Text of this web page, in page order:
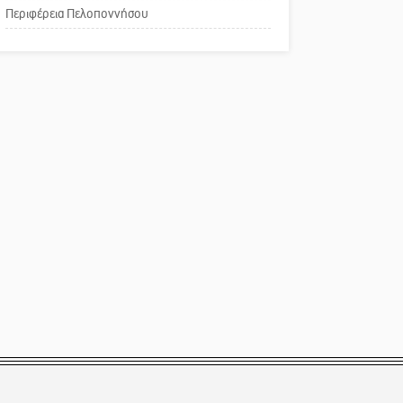
Παράδειγμα κοινωνικής
Περιφέρεια Πελοποννήσου